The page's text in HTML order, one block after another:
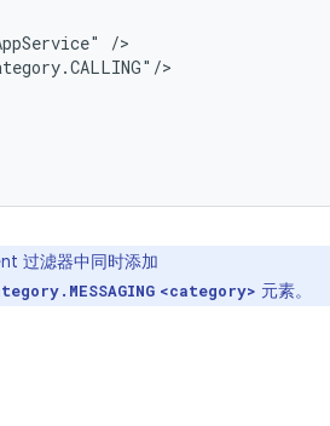
过滤器中同时添加
<category> 元素。